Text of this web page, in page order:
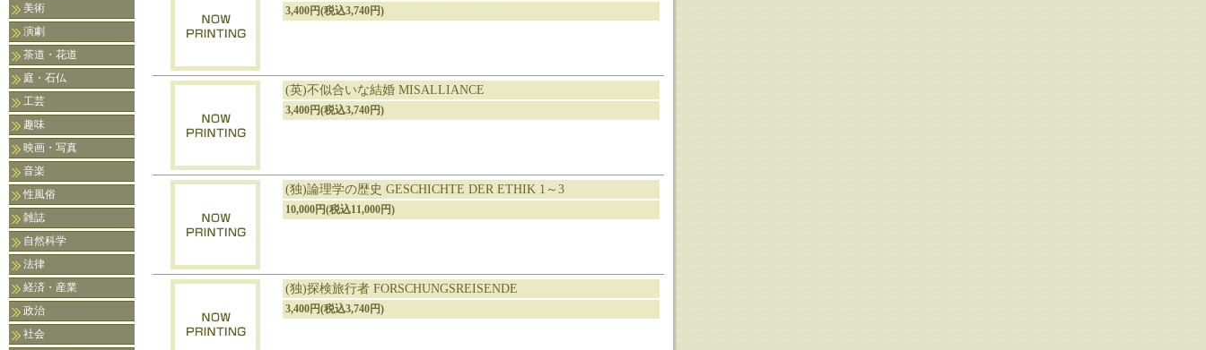
美術
演劇
茶道・花道
庭・石仏
工芸
趣味
映画・写真
音楽
性風俗
雑誌
自然科学
法律
経済・産業
政治
社会
3,400円(税込3,740円)
(英)不似合いな結婚 MISALLIANCE
3,400円(税込3,740円)
(独)論理学の歴史 GESCHICHTE DER ETHIK 1～3
10,000円(税込11,000円)
(独)探検旅行者 FORSCHUNGSREISENDE
3,400円(税込3,740円)